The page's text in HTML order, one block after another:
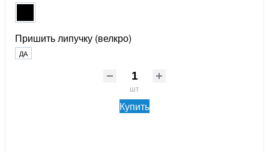
Пришить липучку (велкро)
ДА
шт
Купить